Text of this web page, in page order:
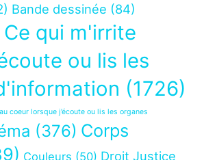
Bande dessinée (84)
Ce qui m'irrite
ou lis les
(1726)
coeur lorsque j’écoute ou lis les organes
(376) Corps
Couleurs (50) Droit Justice